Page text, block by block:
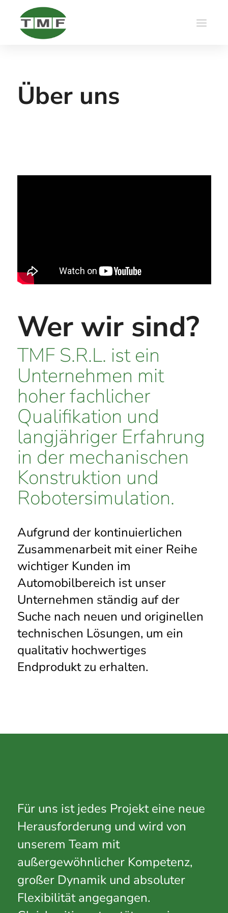
Über uns
Wer wir sind?
TMF S.R.L. ist ein
Unternehmen mit
hoher fachlicher
Qualifikation und
langjähriger Erfahrung
in der mechanischen
Konstruktion und
Robotersimulation.
Aufgrund der kontinuierlichen
Zusammenarbeit mit einer Reihe
wichtiger Kunden im
Automobilbereich ist unser
Unternehmen ständig auf der
Suche nach neuen und originellen
technischen Lösungen, um ein
qualitativ hochwertiges
Endprodukt zu erhalten.
Für uns ist jedes Projekt eine neue
Herausforderung und wird von
unserem Team mit
außergewöhnlicher Kompetenz,
großer Dynamik und absoluter
Flexibilität angegangen.